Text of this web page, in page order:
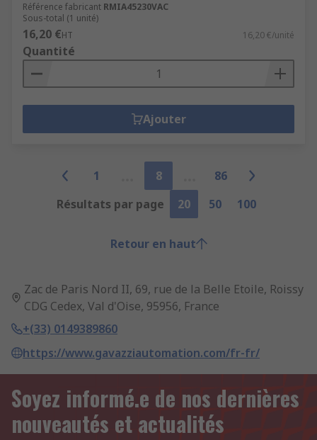
Référence fabricant RMIA45230VAC
Sous-total (1 unité)
16,20 €HT 16,20 €/unité
Quantité
Ajouter
1 8
86
Résultats par page
20 50 100
Retour en haut
Zac de Paris Nord II, 69, rue de la Belle Etoile, Roissy
CDG Cedex, Val d'Oise, 95956, France
+(33) 0149389860
https://www.gavazziautomation.com/fr-fr/
Soyez informé.e de nos dernières
nouveautés et actualités